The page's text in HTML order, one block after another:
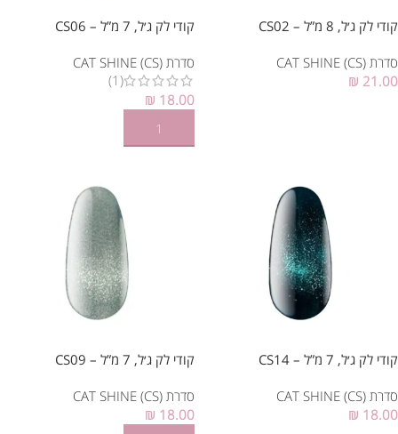
קודי לק ג׳ל, 8 מ”ל – CS02
סדרת CAT SHINE (CS)
₪ 21.00
קודי לק ג׳ל, 7 מ”ל – CS06
סדרת CAT SHINE (CS)
(1)
₪ 18.00
הוספה לסל
קודי לק ג׳ל, 7 מ”ל – CS14
סדרת CAT SHINE (CS)
₪ 18.00
קודי לק ג׳ל, 7 מ”ל – CS09
סדרת CAT SHINE (CS)
₪ 18.00